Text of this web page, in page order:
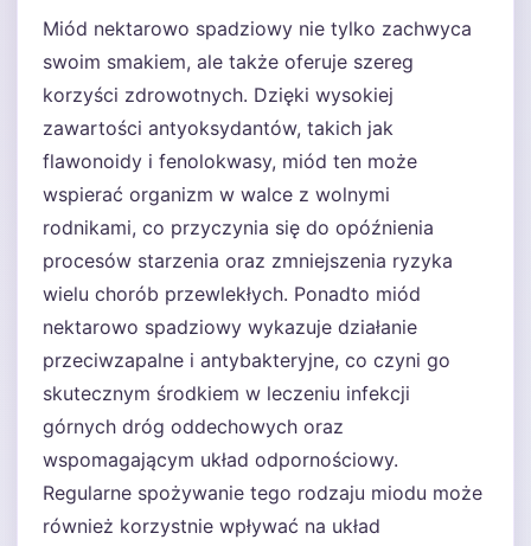
Miód nektarowo spadziowy nie tylko zachwyca
swoim smakiem, ale także oferuje szereg
korzyści zdrowotnych. Dzięki wysokiej
zawartości antyoksydantów, takich jak
flawonoidy i fenolokwasy, miód ten może
wspierać organizm w walce z wolnymi
rodnikami, co przyczynia się do opóźnienia
procesów starzenia oraz zmniejszenia ryzyka
wielu chorób przewlekłych. Ponadto miód
nektarowo spadziowy wykazuje działanie
przeciwzapalne i antybakteryjne, co czyni go
skutecznym środkiem w leczeniu infekcji
górnych dróg oddechowych oraz
wspomagającym układ odpornościowy.
Regularne spożywanie tego rodzaju miodu może
również korzystnie wpływać na układ